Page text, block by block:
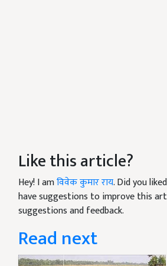
Like this article?
Hey! I amविवेक कुमार राय. Did you
have suggestions to improve this
suggestions and feedback.
Read next